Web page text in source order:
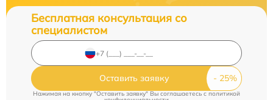
Бесплатная консультация со
специалистом
Оставить заявку
Нажимая на кнопку "Оставить заявку" Вы соглашаетесь cполитикой